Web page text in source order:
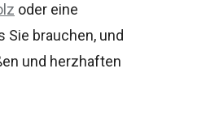
oder eine
Sie brauchen, und
und herzhaften